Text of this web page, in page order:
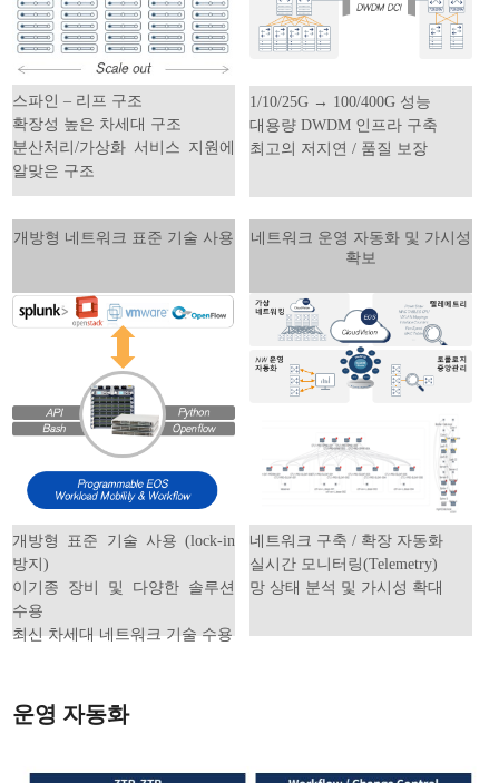
스파인 – 리프 구조
확장성 높은 차세대 구조
분산처리/가상화 서비스 지원에
알맞은 구조
1/10/25G → 100/400G 성능
대용량 DWDM 인프라 구축
최고의 저지연 / 품질 보장
개방형 네트워크 표준 기술 사용
개방형 표준 기술 사용 (lock-in
방지)
이기종 장비 및 다양한 솔루션
수용
최신 차세대 네트워크 기술 수용
네트워크 운영 자동화 및 가시성
확보
네트워크 구축 / 확장 자동화
실시간 모니터링(Telemetry)
망 상태 분석 및 가시성 확대
운영 자동화